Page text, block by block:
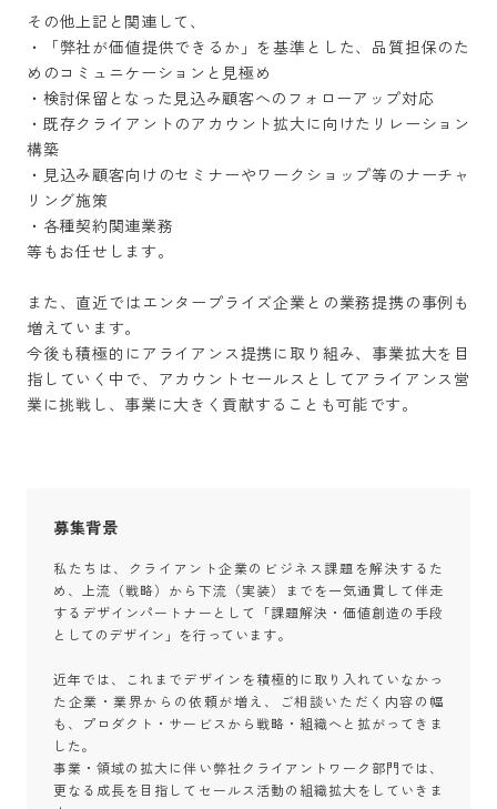
その他上記と関連して、
・「弊社が価値提供できるか」を基準とした、品質担保のた
めのコミュニケーションと見極め
・検討保留となった見込み顧客へのフォローアップ対応
・既存クライアントのアカウント拡大に向けたリレーション
構築
・見込み顧客向けのセミナーやワークショップ等のナーチャ
リング施策
・各種契約関連業務
等もお任せします。
また、直近ではエンタープライズ企業との業務提携の事例も
増えています。
今後も積極的にアライアンス提携に取り組み、事業拡大を目
指していく中で、アカウントセールスとしてアライアンス営
業に挑戦し、事業に大きく貢献することも可能です。
募集背景
私たちは、クライアント企業のビジネス課題を解決するた
め、上流（戦略）から下流（実装）までを一気通貫して伴走
するデザインパートナーとして「課題解決・価値創造の手段
としてのデザイン」を行っています。
近年では、これまでデザインを積極的に取り入れていなかっ
た企業・業界からの依頼が増え、ご相談いただく内容の幅
も、プロダクト・サービスから戦略・組織へと拡がってきま
した。
事業・領域の拡大に伴い弊社クライアントワーク部門では、
更なる成長を目指してセールス活動の組織拡大をしていきま